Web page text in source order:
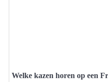
Welke kazen horen op een